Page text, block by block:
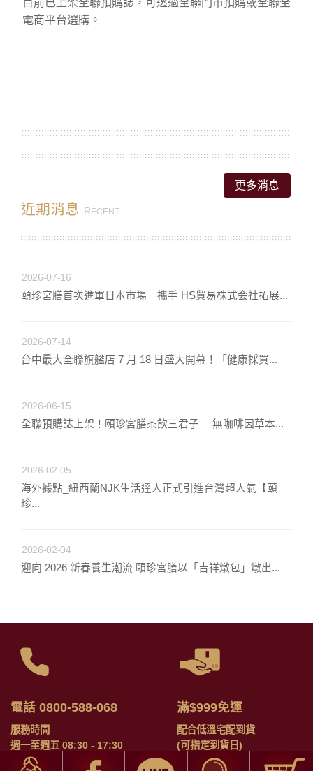
更多消息
近期消息 R ECENT
2026-07-16
頤珍宮膳首次進軍日本市場｜攜手 HS貿易株式会社拓展...
2026-07-14
台中最大全聯旗艦店 7 月 18 日盛大開幕！「健康採買...
2026-06-15
全聯預購誌上架！頤珍宮膳茶飲三君子 無咖啡因草本...
2026-02-05
海外據點_紐西蘭NJK生活達人正式引進台灣超人氣【頤
珍...
2026-02-04
迎向 2026 新春養生潮流 頤珍宮膳以「吉祥燉包」燉出...
電話 0800-588-068
服務時間
週一至週五 08:30 - 17:30
滿$999免運
配合低溫宅配到貨
(可指定到貨日)